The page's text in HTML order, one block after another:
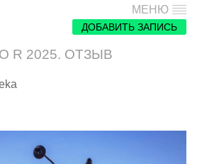
МЕНЮ
ДОБАВИТЬ ЗАПИСЬ
R 2025. ОТЗЫВ